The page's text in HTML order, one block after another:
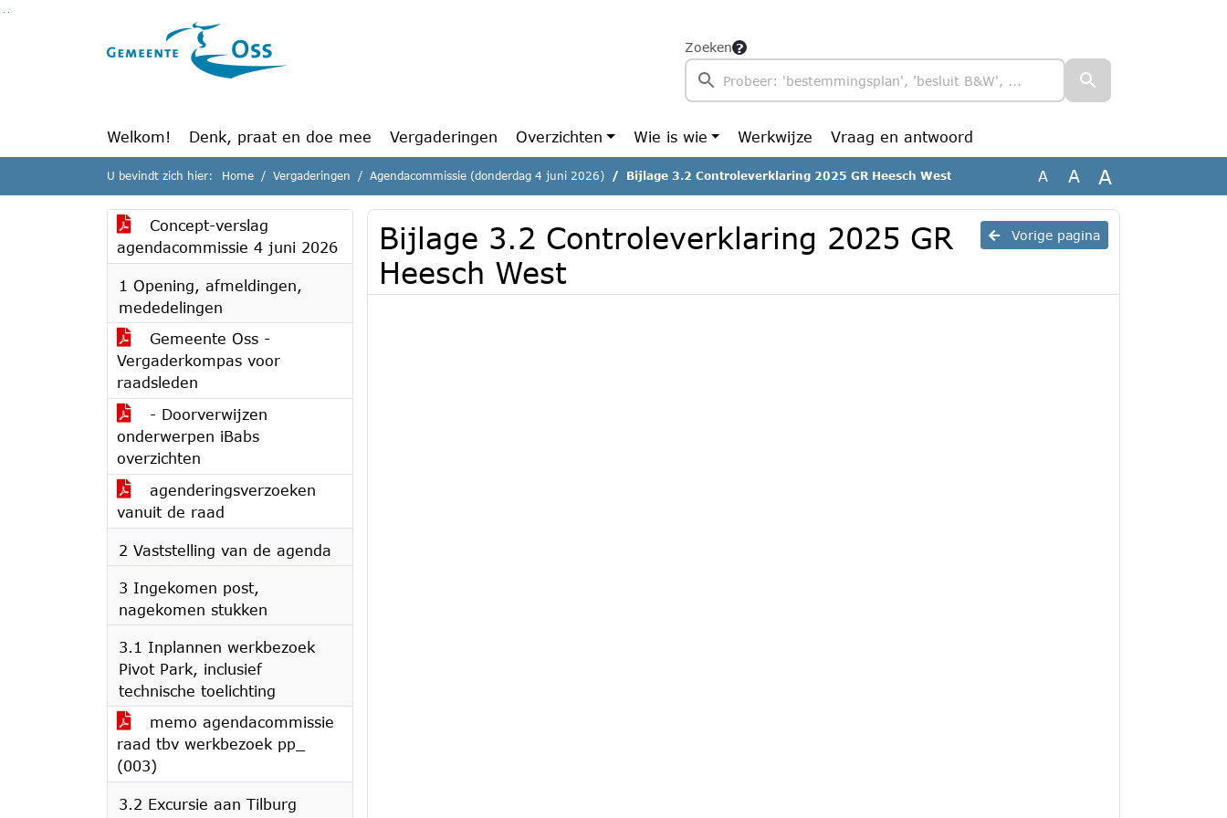
Ga naar de inhoud van deze pagina
Zoeken
Welkom! Denk, praat en doe mee Vergaderingen Overzichten Wie is wie Werkwijze Vraag en antwoord
U bevindt zich hier: Home Vergaderingen Agendacommissie (donderdag 4 juni 2026) Bijlage 3.2 Controleverklaring 2025 GR Heesch West A A A
Concept-verslag
agendacommissie 4 juni 2026
1 Opening, afmeldingen,
mededelingen
Gemeente Oss -
Vergaderkompas voor
raadsleden
- Doorverwijzen
onderwerpen iBabs
overzichten
agenderingsverzoeken
vanuit de raad
2 Vaststelling van de agenda
3 Ingekomen post,
nagekomen stukken
3.1 Inplannen werkbezoek
Pivot Park, inclusief
technische toelichting
memo agendacommissie
raad tbv werkbezoek pp_
(003)
3.2 Excursie aan Tilburg
Vorige pagina
Bijlage 3.2 Controleverklaring 2025 GR
Heesch West